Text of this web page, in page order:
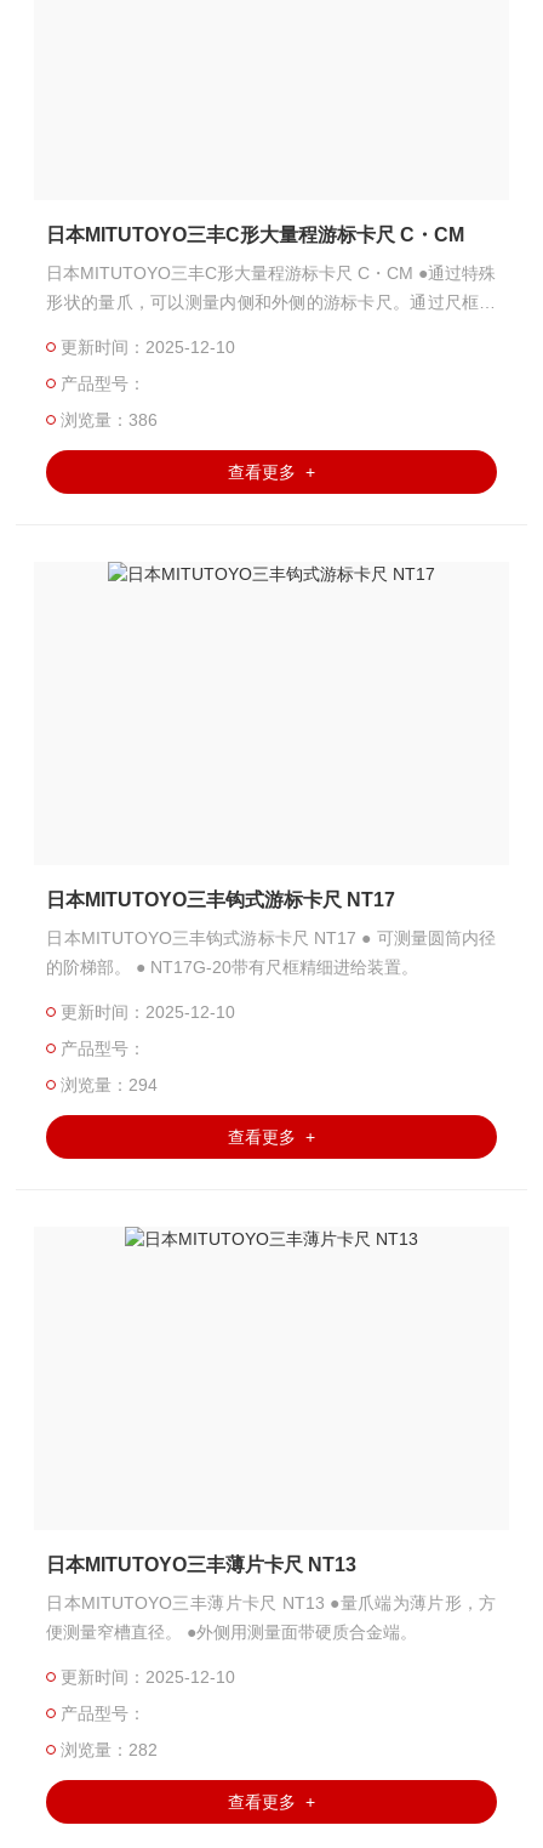
日本MITUTOYO三丰C形大量程游标卡尺 C・CM
日本MITUTOYO三丰C形大量程游标卡尺 C・CM ●通过特殊
形状的量爪，可以测量内侧和外侧的游标卡尺。通过尺框上
寸。 ●CM形卡尺的尺框可精细进给。
更新时间：2025-12-10
产品型号：
浏览量：386
查看更多 +
日本MITUTOYO三丰钩式游标卡尺 NT17
日本MITUTOYO三丰钩式游标卡尺 NT17 ● 可测量圆筒内径
的阶梯部。 ● NT17G-20带有尺框精细进给装置。
更新时间：2025-12-10
产品型号：
浏览量：294
查看更多 +
日本MITUTOYO三丰薄片卡尺 NT13
日本MITUTOYO三丰薄片卡尺 NT13 ●量爪端为薄片形，方
便测量窄槽直径。 ●外侧用测量面带硬质合金端。
更新时间：2025-12-10
产品型号：
浏览量：282
查看更多 +